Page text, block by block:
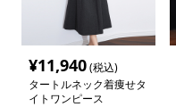
¥11,940(税込)
タートルネック着痩せタ
イトワンピース